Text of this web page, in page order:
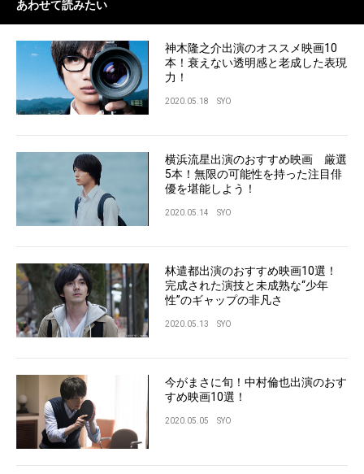
あわせて読みたい
神木隆之介出演のオススメ映画10
本！衰えない透明感と老成した表現
力！
2020.05.18 SYO
横浜流星出演のおすすめ映画 厳選
5本！無限の可能性を持った注目俳
優を堪能しよう！
2020.05.14 SYO
林遣都出演のおすすめ映画10選！
完成された演技と未成熟な“少年
性”のギャップの非凡さ
2020.05.13 SYO
今がまさに旬！中村倫也出演のおす
すめ映画10選！
2020.05.05 SYO